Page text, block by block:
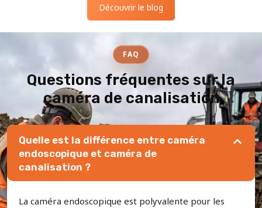
Découvrir le blog
FAQ
Questions fréquentes sur la
caméra de canalisation
Quelle est la différence entre caméra
endoscopique et caméra de
canalisation ?
La caméra endoscopique est polyvalente pour les